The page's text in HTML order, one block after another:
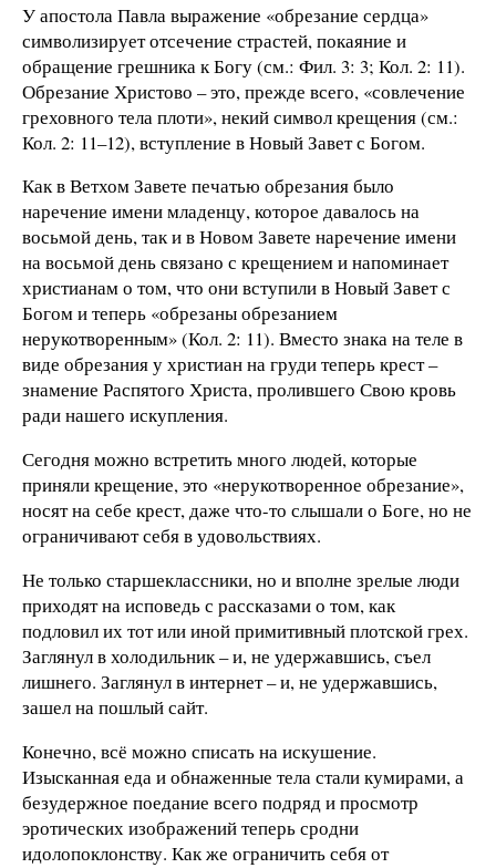
У апостола Павла выражение «обрезание сердца»
символизирует отсечение страстей, покаяние и
обращение грешника к Богу (см.: Фил. 3: 3; Кол. 2: 11).
Обрезание Христово – это, прежде всего, «совлечение
греховного тела плоти», некий символ крещения (см.:
Кол. 2: 11–12), вступление в Новый Завет с Богом.
Как в Ветхом Завете печатью обрезания было
наречение имени младенцу, которое давалось на
восьмой день, так и в Новом Завете наречение имени
на восьмой день связано с крещением и напоминает
христианам о том, что они вступили в Новый Завет с
Богом и теперь «обрезаны обрезанием
нерукотворенным» (Кол. 2: 11). Вместо знака на теле в
виде обрезания у христиан на груди теперь крест –
знамение Распятого Христа, пролившего Свою кровь
ради нашего искупления.
Сегодня можно встретить много людей, которые
приняли крещение, это «нерукотворенное обрезание»,
носят на себе крест, даже что-то слышали о Боге, но не
ограничивают себя в удовольствиях.
Не только старшеклассники, но и вполне зрелые люди
приходят на исповедь с рассказами о том, как
подловил их тот или иной примитивный плотской грех.
Заглянул в холодильник – и, не удержавшись, съел
лишнего. Заглянул в интернет – и, не удержавшись,
зашел на пошлый сайт.
Конечно, всё можно списать на искушение.
Изысканная еда и обнаженные тела стали кумирами, а
безудержное поедание всего подряд и просмотр
эротических изображений теперь сродни
идолопоклонству. Как же ограничить себя от